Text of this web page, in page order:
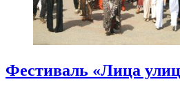
Фестиваль «Лица